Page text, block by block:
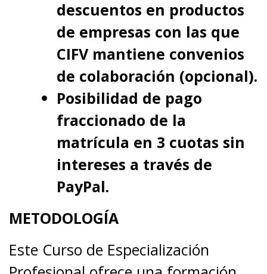
descuentos en productos
de empresas con las que
CIFV mantiene convenios
de colaboración (opcional).
Posibilidad de pago
fraccionado de la
matrícula en 3 cuotas sin
intereses a través de
PayPal.
METODOLOGÍA
Este Curso de Especialización